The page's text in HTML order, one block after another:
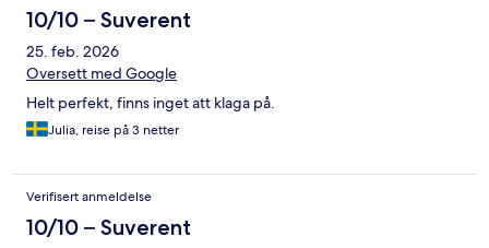
10/10 – Suverent
25. feb. 2026
Oversett med Google
Helt perfekt, finns inget att klaga på.
Julia, reise på 3 netter
Verifisert anmeldelse
10/10 – Suverent